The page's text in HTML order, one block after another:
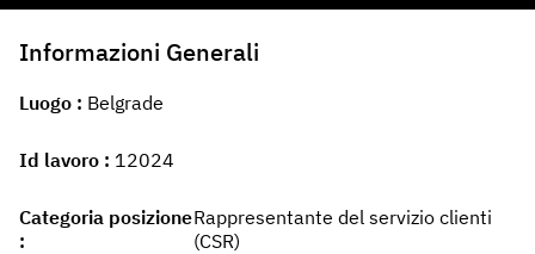
Informazioni Generali
Luogo Belgrade
Id lavoro 12024
Categoria posizioneRappresentante del servizio clienti
(CSR)